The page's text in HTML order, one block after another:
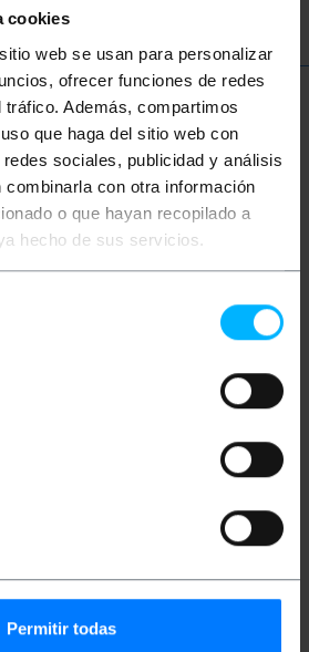
cookies
web se usan para personalizar
ofrecer funciones de redes
Además, compartimos
que haga del sitio web con
sociales, publicidad y análisis
combinarla con otra información
o que hayan recopilado a
hecho de sus servicios.
Permitir todas
C doté d'un connecteur mâle USB
extrémité. Longueur du câble :
prenant en charge une vitesse de
USB 2.0. Le connecteur
utilisé à la fois sur l'hôte et sur
type C doté d'un connecteur
fois le chargement de l'appareil
avec USB 2.0.